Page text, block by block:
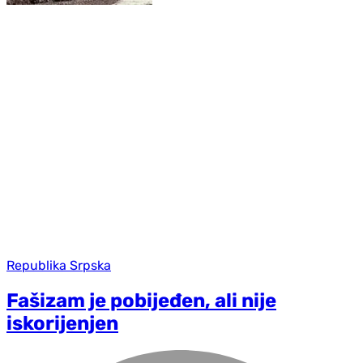
Republika Srpska
Fašizam je pobijeđen, ali nije
iskorijenjen